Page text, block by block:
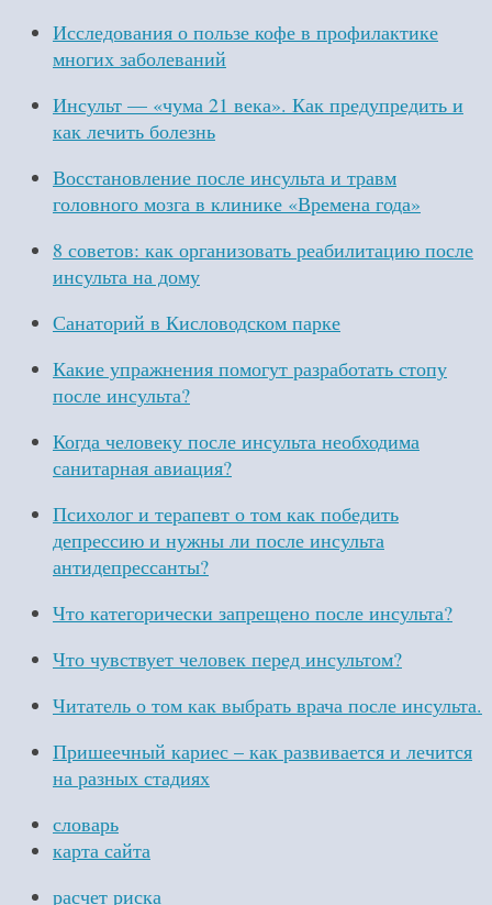
Исследования о пользе кофе в профилактике
многих заболеваний
Инсульт — «чума 21 века». Как предупредить и
как лечить болезнь
Восстановление после инсульта и травм
головного мозга в клинике «Времена года»
8 советов: как организовать реабилитацию после
инсульта на дому
Санаторий в Кисловодском парке
Какие упражнения помогут разработать стопу
после инсульта?
Когда человеку после инсульта необходима
санитарная авиация?
Психолог и терапевт о том как победить
депрессию и нужны ли после инсульта
антидепрессанты?
Что категорически запрещено после инсульта?
Что чувствует человек перед инсультом?
Читатель о том как выбрать врача после инсульта.
Пришеечный кариес – как развивается и лечится
на разных стадиях
словарь
карта сайта
расчет риска